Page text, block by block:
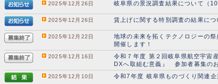
2025年12月26日 岐阜県の景況調査結果について（
2025年12月26日 賃上げに関する特別調査の結果につ
2025年12月22日
地球の未来を拓くテクノロジーの
開催します！
2025年12月16日
令和７年度 第２回岐阜県航空宇
DXへ取組む意義』 参加者募集の
2025年12月10日 令和7年度 岐阜県ものづくり関連